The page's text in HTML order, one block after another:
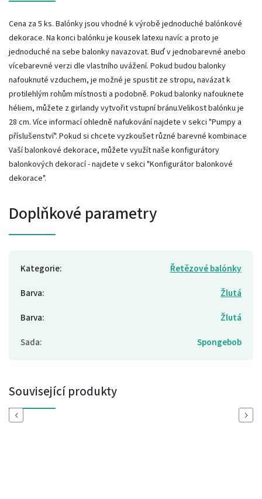
Cena za 5 ks. Balónky jsou vhodné k výrobě jednoduché balónkové
dekorace. Na konci balónku je kousek latexu navíc a proto je
jednoduché na sebe balonky navazovat. Buď v jednobarevné anebo
vícebarevné verzi dle vlastního uvážení. Pokud budou balonky
nafouknuté vzduchem, je možné je spustit ze stropu, navázat k
protilehlým rohům místnosti a podobně. Pokud balonky nafouknete
héliem, můžete z girlandy vytvořit vstupní bránu.Velikost balónku je
28 cm. Více informací ohledně nafukování najdete v sekci "Pumpy a
příslušenství". Pokud si chcete vyzkoušet různé barevné kombinace
Vaší balonkové dekorace, můžete využít naše konfigurátory
balonkových dekorací - najdete v sekci "Konfigurátor balonkové
dekorace".
Doplňkové parametry
Kategorie:
Řetězové balónky
Barva:
Žlutá
Barva:
Žlutá
Sada: Spongebob
Související produkty
Previous Next